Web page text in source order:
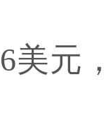
元